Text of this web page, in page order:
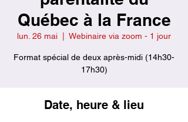
Québec à la France
lun. 26 mai Webinaire via zoom - 1 jour
Format spécial de deux après-midi (14h30-
17h30)
Date, heure & lieu